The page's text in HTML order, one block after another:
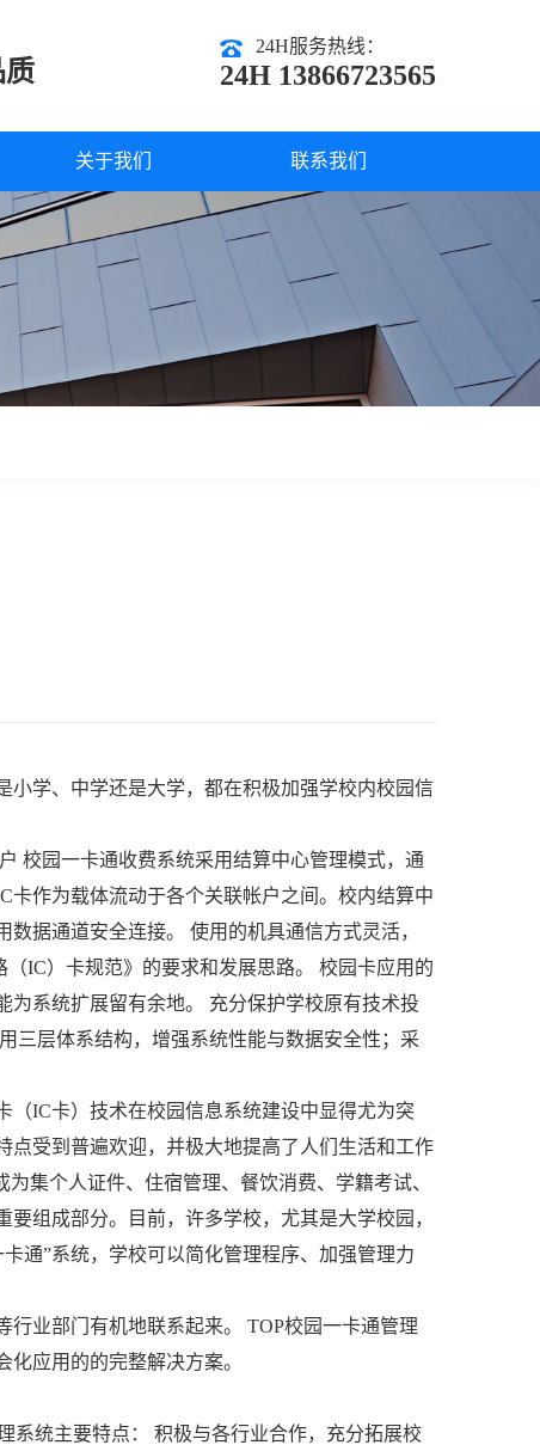
24H服务热线：
24H 13866723565
关于我们 联系我们
学、中学还是大学，都在积极加强学校内校园信
园一卡通收费系统采用结算中心管理模式，通
作为载体流动于各个关联帐户之间。校内结算中
据通道安全连接。 使用的机具通信方式灵活，
IC）卡规范》的要求和发展思路。 校园卡应用的
系统扩展留有余地。 充分保护学校原有技术投
三层体系结构，增强系统性能与数据安全性；采
（IC卡）技术在校园信息系统建设中显得尤为突
点受到普遍欢迎，并极大地提高了人们生活和工作
集个人证件、住宿管理、餐饮消费、学籍考试、
组成部分。目前，许多学校，尤其是大学校园，
通”系统，学校可以简化管理程序、加强管理力
业部门有机地联系起来。 TOP校园一卡通管理
应用的的完整解决方案。
系统主要特点： 积极与各行业合作，充分拓展校